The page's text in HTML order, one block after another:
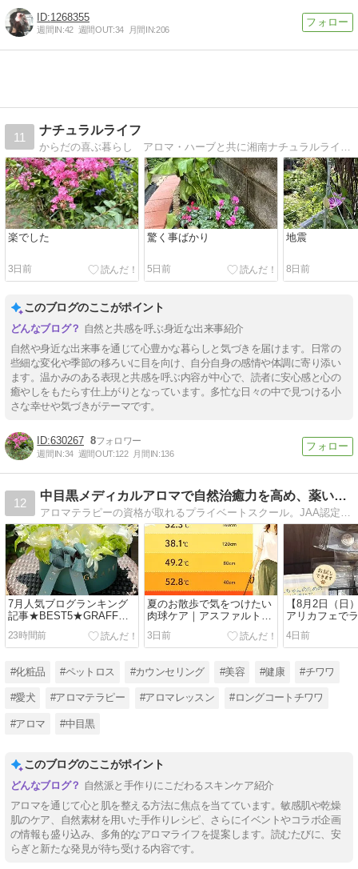
1268355
週間IN:42 週間OUT:34 月間IN:206
11
ナチュラルライフ
楽でした
3日前
驚く事ばかり
5日前
地震
8日前
このブログのここがポイント
自然と共感を呼ぶ身近な出来事紹介
自然や身近な出来事を通じて心豊かな暮らしと気づきを届けます。日常の
些細な変化や季節の移ろいに目を向け、自分自身の感情や体調に寄り添い
ます。温かみのある表現と共感を呼ぶ内容が中心で、読者に安心感と心の
癒やしをもたらす仕上がりとなっています。多忙な日々の中で見つける小
さな幸せや気づきがテーマです。
630267 8
週間IN:34 週間OUT:122 月間IN:136
12
中目黒メディカルアロマで自然治癒力を高め、薬いらず！
アロマテラピーの資格が取れるプライベートスクール。JAA認定校・NARDJAPANアドバイザー認定校・自分磨きでココロもはずむ！愛されアロマで幸せを呼び込む。
7月人気ブログランキング
記事★BEST5★GRAFFか
ら届いた、夏の素敵な贈り
物
23時間前
夏のお散歩で気をつけたい
肉球ケア｜アスファルトの
温度と愛犬を守るポイント
3日前
【8月2日（日
アリカフェで
の肉球クリー
います
4日前
#化粧品 #ペットロス #カウンセリング #美容 #健康 #チワワ
#愛犬 #アロマテラピー #アロマレッスン #ロングコートチワワ
#アロマ #中目黒
このブログのここがポイント
自然派と手作りにこだわるスキンケア紹介
アロマを通じて心と肌を整える方法に焦点を当てています。敏感肌や乾燥
肌のケア、自然素材を用いた手作りレシピ、さらにイベントやコラボ企画
の情報も盛り込み、多角的なアロマライフを提案します。読むたびに、安
らぎと新たな発見が待ち受ける内容です。